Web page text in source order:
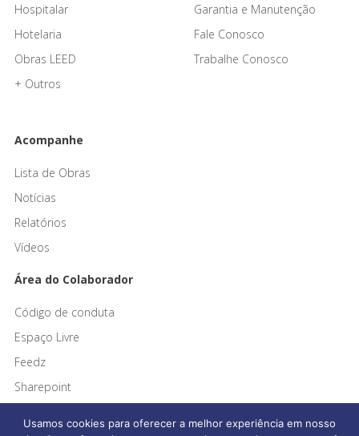
Hospitalar
Hotelaria
Obras LEED
+ Outros
Garantia e Manutenção
Fale Conosco
Trabalhe Conosco
Acompanhe
Lista de Obras
Notícias
Relatórios
Vídeos
Área do Colaborador
Código de conduta
Espaço Livre
Feedz
Sharepoint
Usamos cookies para oferecer a melhor experiência em nosso